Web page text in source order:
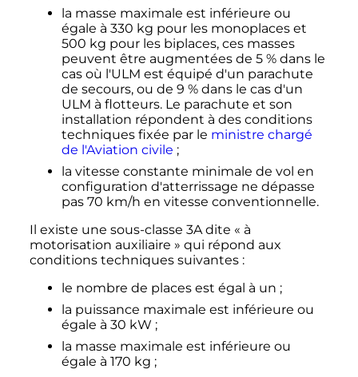
la masse maximale est inférieure ou
égale à 330 kg pour les monoplaces et
500 kg pour les biplaces, ces masses
peuvent être augmentées de 5 % dans le
cas où l'ULM est équipé d'un parachute
de secours, ou de 9 % dans le cas d'un
ULM à flotteurs. Le parachute et son
installation répondent à des conditions
techniques fixée par le ministre chargé
de l'Aviation civile ;
la vitesse constante minimale de vol en
configuration d'atterrissage ne dépasse
pas 70 km/h en vitesse conventionnelle.
Il existe une sous-classe 3A dite « à
motorisation auxiliaire » qui répond aux
conditions techniques suivantes :
le nombre de places est égal à un ;
la puissance maximale est inférieure ou
égale à 30 kW ;
la masse maximale est inférieure ou
égale à 170 kg ;